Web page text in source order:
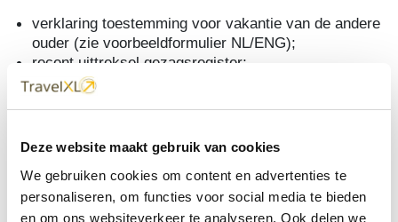
Deze website maakt gebruik van cookies
We gebruiken cookies om content en advertenties te
personaliseren, om functies voor social media te bieden
en om ons websiteverkeer te analyseren. Ook delen we
verklaring toestemming voor vakantie van de andere
ouder (zie voorbeeldformulier NL/ENG);
recent uittreksel gezagsregister;
recent uittreksel GBA van het kind;
omgang;
eventueel het ouderschapsplan;
eventueel geboorteakte.
Deze documenten kunnen de marechaussee helpen bij